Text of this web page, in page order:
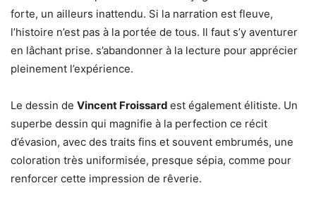
forte, un ailleurs inattendu. Si la narration est fleuve,
l’histoire n’est pas à la portée de tous. Il faut s’y aventurer
en lâchant prise. s’abandonner à la lecture pour apprécier
pleinement l’expérience.
Le dessin de Vincent Froissard est également élitiste. Un
superbe dessin qui magnifie à la perfection ce récit
d’évasion, avec des traits fins et souvent embrumés, une
coloration très uniformisée, presque sépia, comme pour
renforcer cette impression de rêverie.